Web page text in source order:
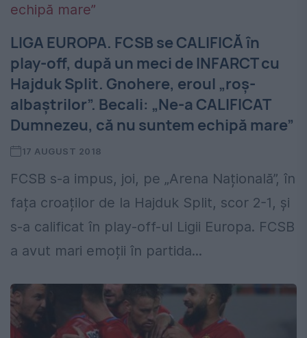
LIGA EUROPA. FCSB se CALIFICĂ în
play-off, după un meci de INFARCT cu
Hajduk Split. Gnohere, eroul „roș-
albaștrilor”. Becali: „Ne-a CALIFICAT
Dumnezeu, că nu suntem echipă mare”
17 AUGUST 2018
FCSB s-a impus, joi, pe „Arena Națională”, în
fața croaților de la Hajduk Split, scor 2-1, și
s-a calificat în play-off-ul Ligii Europa. FCSB
a avut mari emoții în partida...